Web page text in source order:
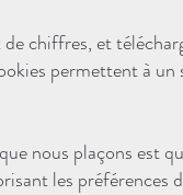
chiffres, et
permettent à
nous plaçons est
les préférences